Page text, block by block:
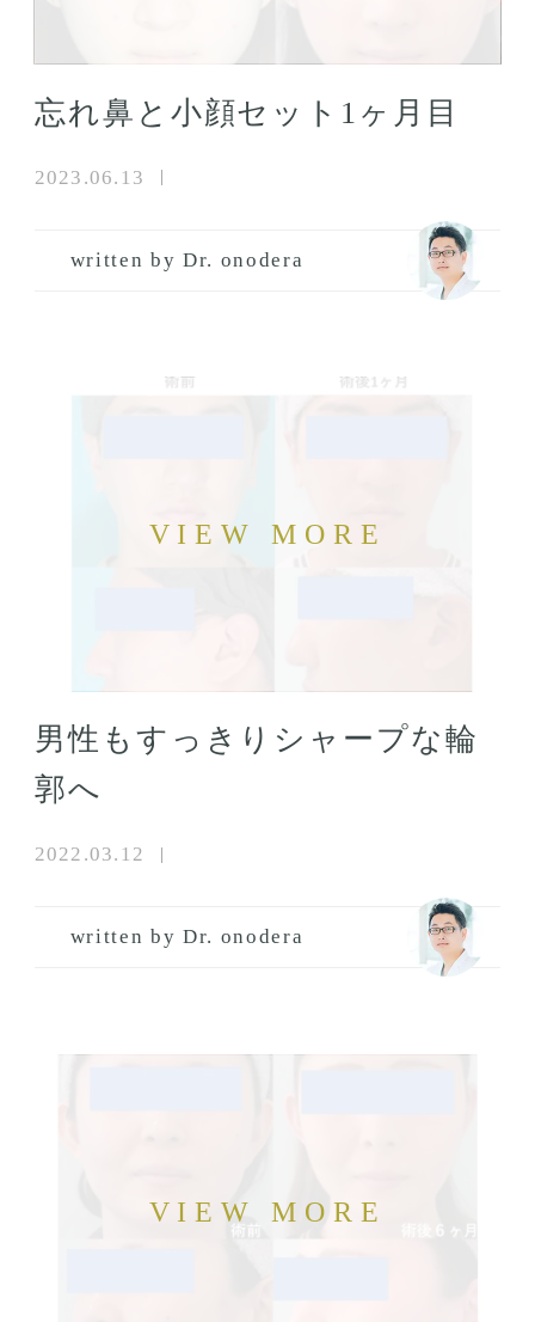
忘れ鼻と小顔セット1ヶ月目
2023.06.13
written by Dr. onodera
男性もすっきりシャープな輪
郭へ
2022.03.12
written by Dr. onodera